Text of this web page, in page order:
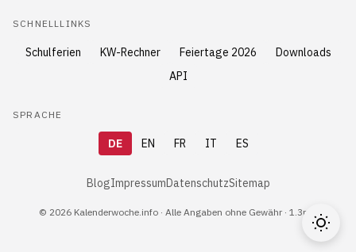
SCHNELLLINKS
Schulferien KW-Rechner Feiertage 2026
Downloads
API
SPRACHE
DE EN FR IT ES
BlogImpressumDatenschutzSitemap
© 2026 Kalenderwoche.info · Alle Angaben ohne Gewähr · 1.3ms